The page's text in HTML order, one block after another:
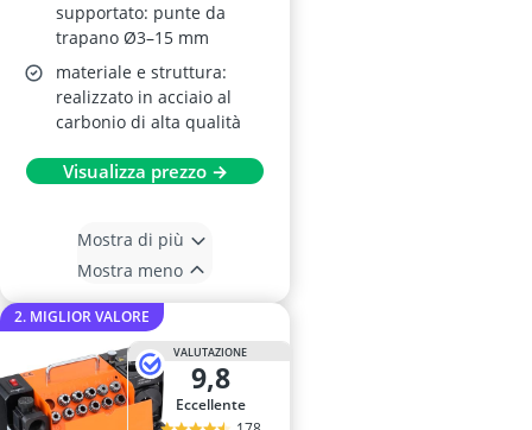
supportato: punte da
trapano Ø3–15 mm
materiale e struttura:
realizzato in acciaio al
carbonio di alta qualità
Visualizza prezzo →
Mostra di più
Mostra meno
2. MIGLIOR VALORE
VALUTAZIONE
9,8
Eccellente